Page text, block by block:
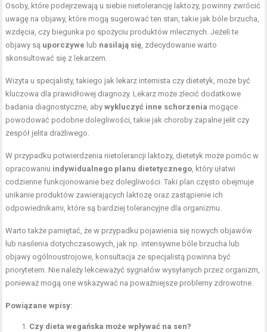
Osoby, które podejrzewają u siebie nietolerancję laktozy, powinny zwrócić
uwagę na objawy, które mogą sugerować ten stan, takie jak bóle brzucha,
wzdęcia, czy biegunka po spożyciu produktów mlecznych. Jeżeli te
objawy są uporczywe lub nasilają się, zdecydowanie warto
skonsultować się z lekarzem.
Wizyta u specjalisty, takiego jak lekarz internista czy dietetyk, może być
kluczowa dla prawidłowej diagnozy. Lekarz może zlecić dodatkowe
badania diagnostyczne, abywykluczyć inne schorzenia mogące
powodować podobne dolegliwości, takie jak choroby zapalne jelit czy
zespół jelita drażliwego.
W przypadku potwierdzenia nietolerancji laktozy, dietetyk może pomóc w
opracowaniu indywidualnego planu dietetycznego, który ułatwi
codzienne funkcjonowanie bez dolegliwości. Taki plan często obejmuje
unikanie produktów zawierających laktozę oraz zastąpienie ich
odpowiednikami, które są bardziej tolerancyjne dla organizmu.
Warto także pamiętać, że w przypadku pojawienia się nowych objawów
lub nasilenia dotychczasowych, jak np. intensywne bóle brzucha lub
objawy ogólnoustrojowe, konsultacja ze specjalistą powinna być
priorytetem. Nie należy lekceważyć sygnałów wysyłanych przez organizm,
ponieważ mogą one wskazywać na poważniejsze problemy zdrowotne.
Powiązane wpisy:
Czy dieta wegańska może wpływać na sen?